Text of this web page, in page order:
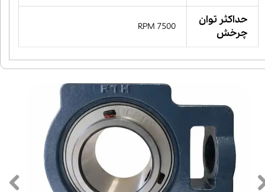
حداکثر توان
چرخش
7500 RPM